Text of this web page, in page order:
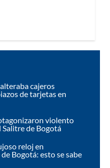
cajeros
de tarjetas en
violento
de Bogotá
reloj en
Bogotá: esto se sabe